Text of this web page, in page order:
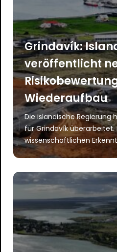
Grindavík:
veröffentlicht
Wiederaufbau
Die isländische Regierung
für Grindavík
wissenschaftlichen